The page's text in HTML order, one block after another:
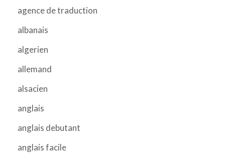
agence de traduction
albanais
algerien
allemand
alsacien
anglais
anglais debutant
anglais facile